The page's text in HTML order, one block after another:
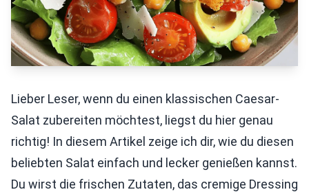
Lieber Leser, wenn du einen klassischen Caesar-
Salat zubereiten möchtest, liegst du hier genau
richtig! In diesem Artikel zeige ich dir, wie du diesen
beliebten Salat einfach und lecker genießen kannst.
Du wirst die frischen Zutaten, das cremige Dressing